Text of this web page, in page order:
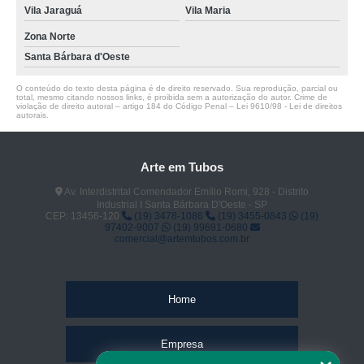
Vila Jaraguá Vila Maria
Zona Norte
Santa Bárbara d'Oeste
O conteúdo do texto desta página é de direito reservado. Sua reprodução, parcial ou
total, mesmo citando nossos links, é proibida sem a autorização do autor. Crime de
violação de direito autoral – artigo 184 do Código Penal – Lei 9610/98 - Lei de direitos
autorais
Arte em Tubos
Av. Interdistrital Comendador Emílio Romi, 928 - Distrito
Industrial I Santa Bárbara D'Oeste - SP
CEP: 13456-120
(19) 3478-1086 (19) 3455-0843
(19)
97402-9007
(19) 99691-0680
comercial@artemtubos.com.br
Home
Empresa